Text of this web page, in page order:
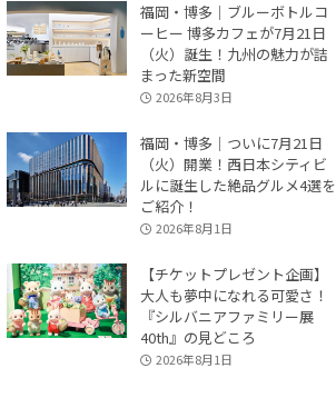
福岡・博多｜ブルーボトルコ
ーヒー 博多カフェが7月21日
（火）誕生！九州の魅力が詰
まった新空間
2026年8月3日
福岡・博多｜ついに7月21日
（火）開業！西日本シティビ
ルに誕生した絶品グルメ4選を
ご紹介！
2026年8月1日
【チケットプレゼント企画】
大人も夢中になれる可愛さ！
『シルバニアファミリー展
40th』の見どころ
2026年8月1日